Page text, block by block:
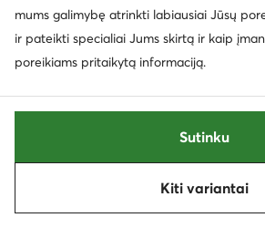
Auliniai batai · Pilka
EXTRA
Palanki
mums galimybę atrinkti labiausiai Jūsų
ir pateikti specialiai Jums skirtą ir kaip
poreikiams pritaikytą informaciją.
Kiti variantai
Sutinku